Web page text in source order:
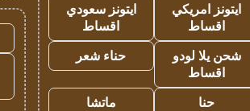
ايتونز امريكي
اقساط
ايتونز سعودي
اقساط
شحن يلا لودو
اقساط
حناء شعر
حنا
ماتشا